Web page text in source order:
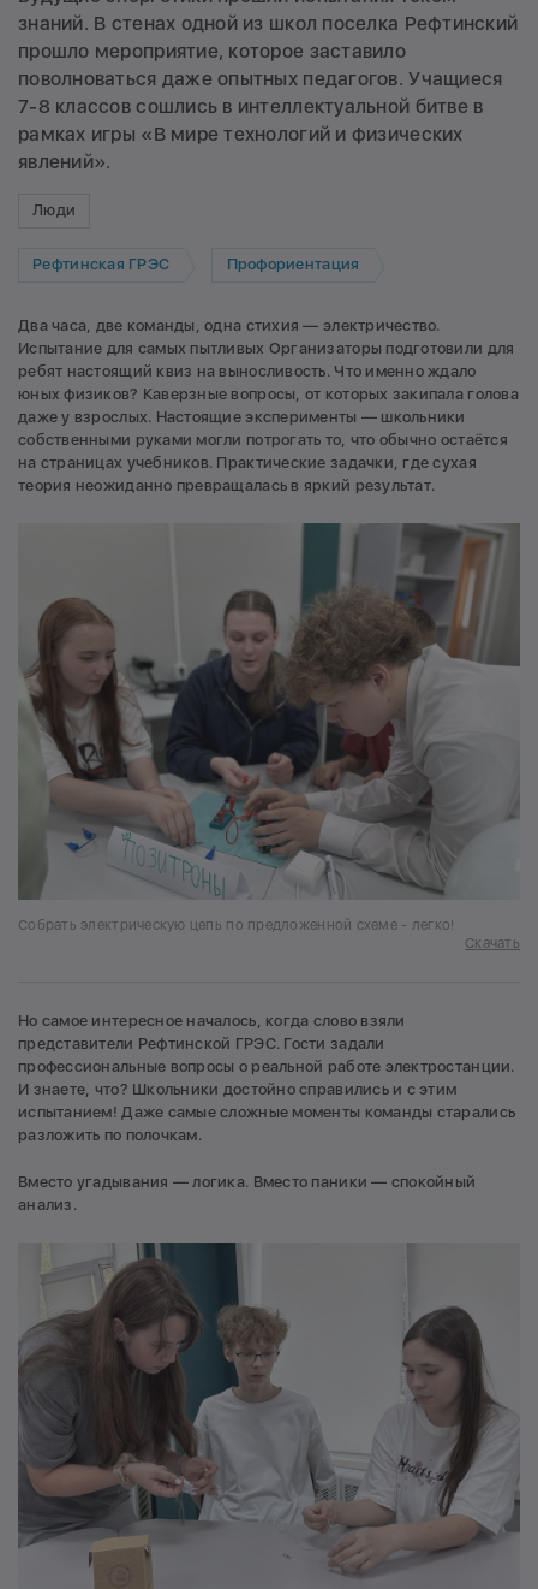
знаний. В стенах одной из школ поселка Рефтинский
прошло мероприятие, которое заставило
поволноваться даже опытных педагогов. Учащиеся
7-8 классов сошлись в интеллектуальной битве в
рамках игры «В мире технологий и физических
явлений».
Люди
Рефтинская ГРЭС Профориентация
Два часа, две команды, одна стихия — электричество.
Испытание для самых пытливых Организаторы подготовили для
ребят настоящий квиз на выносливость. Что именно ждало
юных физиков? Каверзные вопросы, от которых закипала голова
даже у взрослых. Настоящие эксперименты — школьники
собственными руками могли потрогать то, что обычно остаётся
на страницах учебников. Практические задачки, где сухая
теория неожиданно превращалась в яркий результат.
Собрать электрическую цепь по предложенной схеме - легко!
Скачать
Но самое интересное началось, когда слово взяли
представители Рефтинской ГРЭС. Гости задали
профессиональные вопросы о реальной работе электростанции.
И знаете, что? Школьники достойно справились и с этим
испытанием! Даже самые сложные моменты команды старались
разложить по полочкам.
Вместо угадывания — логика. Вместо паники — спокойный
анализ.